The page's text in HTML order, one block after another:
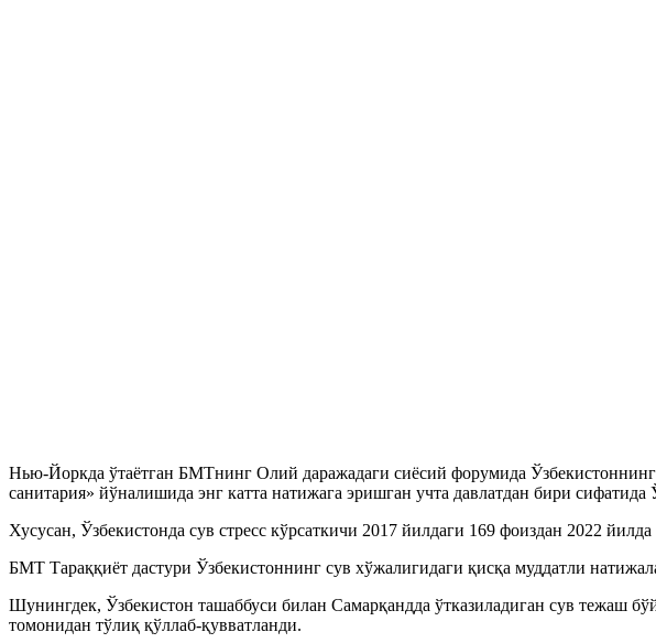
Нью-Йоркда ўтаётган БМТнинг Олий даражадаги сиёсий форумида
санитария» йўналишида энг катта натижага эришган учта давлатдан бири сифатида
Хусусан, Ўзбекистонда сув стресс кўрсаткичи 2017 йилдаги 169 фоиздан 2022
БМТ Тараққиёт дастури Ўзбекистоннинг сув хўжалигидаги қисқа муддатли
Шунингдек, Ўзбекистон ташаббуси билан Самарқандда ўтказиладиган сув
томонидан тўлиқ қўллаб-қувватланди.